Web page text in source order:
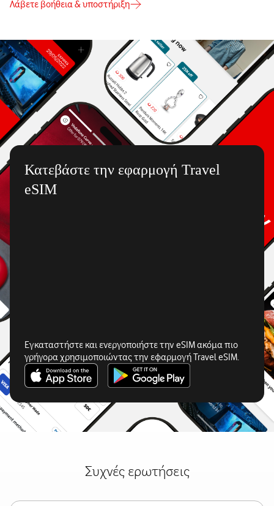
Λάβετε βοήθεια & υποστήριξη
Κατεβάστε την εφαρμογή Travel
eSIM
Εγκαταστήστε και ενεργοποιήστε την eSIM ακόμα πιο
γρήγορα χρησιμοποιώντας την εφαρμογή Travel eSIM.
Συχνές ερωτήσεις